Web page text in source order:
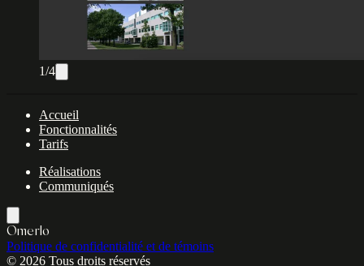
1/4
Accueil
Fonctionnalités
Tarifs
Réalisations
Communiqués
Omerlo
Politique de confidentialité et de témoins
© 2026 Tous droits réservés